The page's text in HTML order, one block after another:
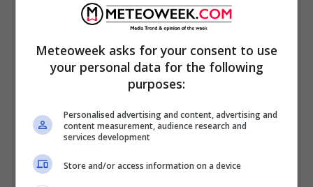
Se i tuoi occhi identificano in pochi secondi
entrambi gli animali, questo vuol dire che sei
un vero
Meteoweek asks for your consent to use
your personal data for the following
purposes:
Personalised advertising and content, advertising and
content measurement, audience research and
services development
Store and/or access information on a device